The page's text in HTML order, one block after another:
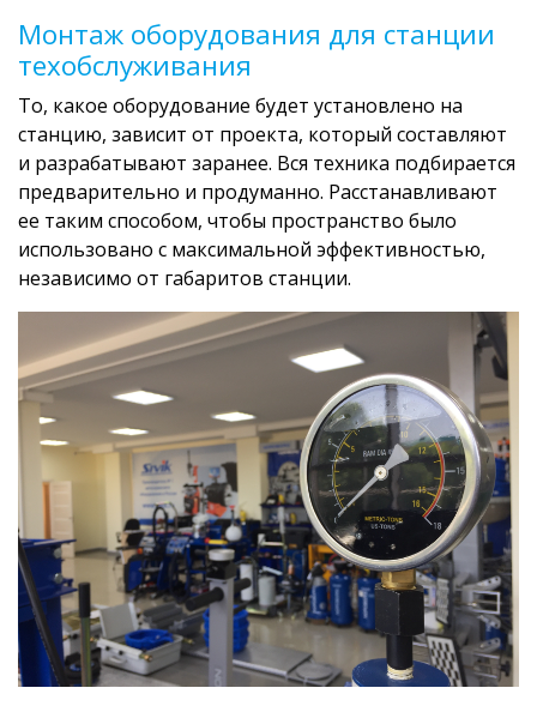
Монтаж оборудования для станции
техобслуживания
То, какое оборудование будет установлено на
станцию, зависит от проекта, который составляют
и разрабатывают заранее. Вся техника подбирается
предварительно и продуманно. Расстанавливают
ее таким способом, чтобы пространство было
использовано с максимальной эффективностью,
независимо от габаритов станции.